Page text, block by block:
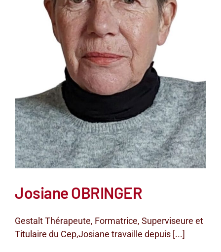
Josiane OBRINGER
Gestalt Thérapeute, Formatrice, Superviseure et
Titulaire du Cep,Josiane travaille depuis [...]